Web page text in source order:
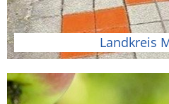
Landkreis